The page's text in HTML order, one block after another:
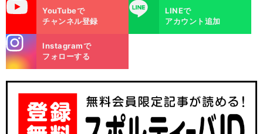
YouTubeで
チャンネル登録
LINE
LINEで
アカウント追加
m
Instagramで
フォローする